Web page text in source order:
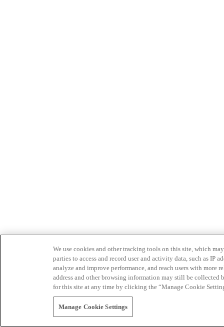
We use cookies and other tracking tools on this site, which
parties to access and record user and activity data, such as IP
analyze and improve performance, and reach users with
address and other browsing information may still be collected
for this site at any time by clicking the “Manage Cookie
Manage Cookie Settings